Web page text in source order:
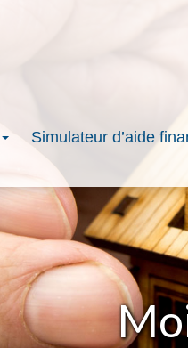
Simulateur d’aide